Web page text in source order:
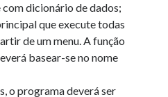
– 1.3
lançamento Ubuntu 9.10
Spielbanken-Mit-Echtgeld/
– 64 Bits.
informações…
dicionário de dados;
que execute todas
de um menu. A função
basear-se no nome
o programa deverá ser